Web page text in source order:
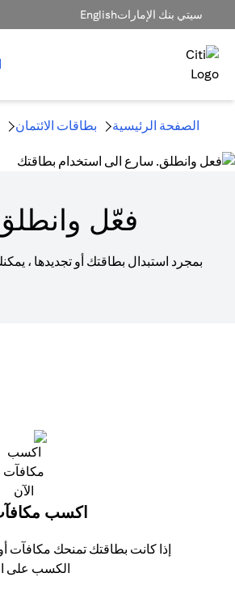
سيتي بنك الإماراتEnglish
الصفحة الرئيسية بطاقات الائتمان
فعّل
بمجرد استبدال بطاقتك أو تجديدها ،
اكسب
إذا كانت بطاقتك تمنحك مكافآت
الكسب على